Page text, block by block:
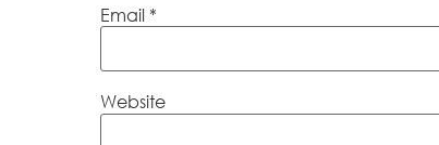
Email *
Website